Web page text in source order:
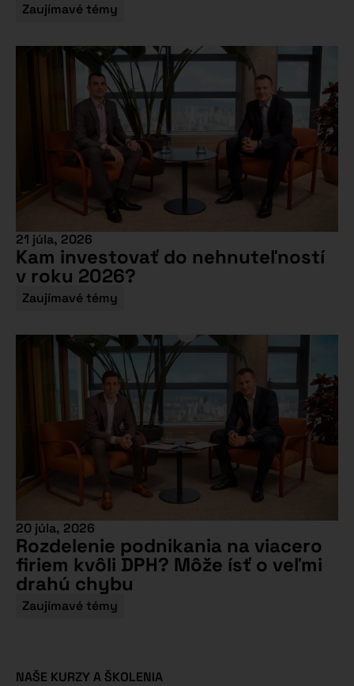
Zaujímavé témy
21 júla, 2026
Kam investovať do nehnuteľností
v roku 2026?
Zaujímavé témy
20 júla, 2026
Rozdelenie podnikania na viacero
firiem kvôli DPH? Môže ísť o veľmi
drahú chybu
Zaujímavé témy
NAŠE KURZY A ŠKOLENIA